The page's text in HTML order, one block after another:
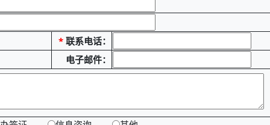
* 联系电话：
电子邮件：